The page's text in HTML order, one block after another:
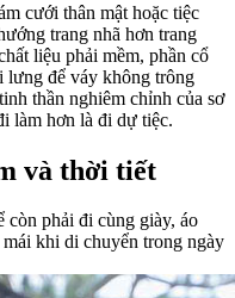
cưới thân mật hoặc tiệc
trang nhã hơn trang
liệu phải mềm, phần cổ
lưng để váy không trông
thần nghiêm chỉnh của sơ
làm hơn là đi dự tiệc.
và thời tiết
còn phải đi cùng giày, áo
khi di chuyển trong ngày